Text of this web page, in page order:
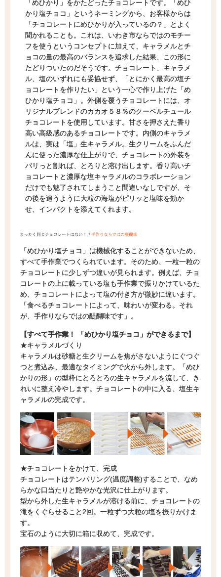
「めひかり」をかたどったチョコレートです。「めひ
かり塩チョコ」というネーミングから、お客様からは
「チョコレートにめひかりが入っているの？」とよく
聞かれることも。これは、いわき市ならではのモチー
フを使うというコンセプトに加えて、キャラメルとチ
ョコの量の最高のバランスを追求した結果、この形に
たどりついたのだそうです。チョコレート、キャラメ
ル、塩のいずれにも妥協せず、「とにかく最高の塩チ
ョコレートを作りたい」という一心で作り上げた「め
ひかり塩チョコ」。外側を覆うチョコレートには、オ
リジナルブレンドのカカオ５８％のクーベルチュール
チョコレートを使用しています。甘さを押さえた香り
高い高級感のあるチョコレートです。内側のキャラメ
ルは、実は「塩」生キャラメル。生クリームをふんだ
んに使った濃厚な仕上がりで、チョコレートの外装を
パリっと割れば、とろりと溶け出します。香り高いチ
ョコレートと濃厚な塩キャラメルのコラボレーション
だけでも魅了されてしまうこと間違いなしですが、そ
の後を追うように大粒の海塩がピリッと塩味を効か
せ、インパクトを添えてくれます。
「めひかり塩チョコ」は機械化することができないため、
すべて手作業でつくられています。そのため、一粒一粒の
チョコレートに少しずつ違いが見られます。例えば、チョ
コレートの上に載っている塩も手作業で振りかけているた
め、チョコレートによって塩の付き方が微妙に違います。
「食べるチョコレートによって、味わいが変わる。それ
が、手作りならではの醍醐味です」。
【すべて手作業！ 「めひかり塩チョコ」ができるまで】
★キャラメルづくり
キャラメルは砂糖と生クリームを焦がさないようにぐつぐ
つと煮込み、最適なタイミングで火から外します。「めひ
かりの形」の型枠にとろとろの生キャラメルを流して、き
れいに整え冷やします。チョコレートの中に入る、塩生キ
ャラメルの完成です。
★チョコレートをかけて、完成
チョコレートはテンパリング(温度調整)することで、なめ
らかな口当たりと艶やかな光沢に仕上がります。
型から外した生キャラメルが溶ける前に、チョコレートの
滝をくぐらせること2回。一粒ずつ大粒の塩を振りかけま
す。
宝石のように大切に箱に収めて、完成です。